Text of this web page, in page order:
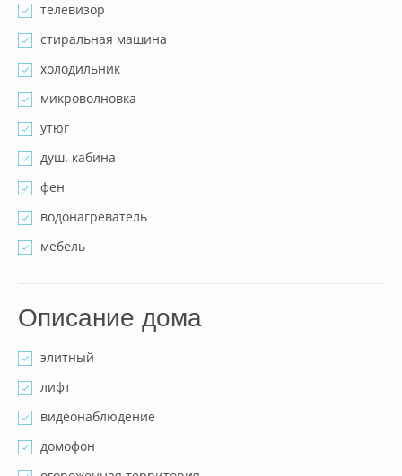
телевизор
стиральная машина
холодильник
микроволновка
утюг
душ. кабина
фен
водонагреватель
мебель
Описание дома
элитный
лифт
видеонаблюдение
домофон